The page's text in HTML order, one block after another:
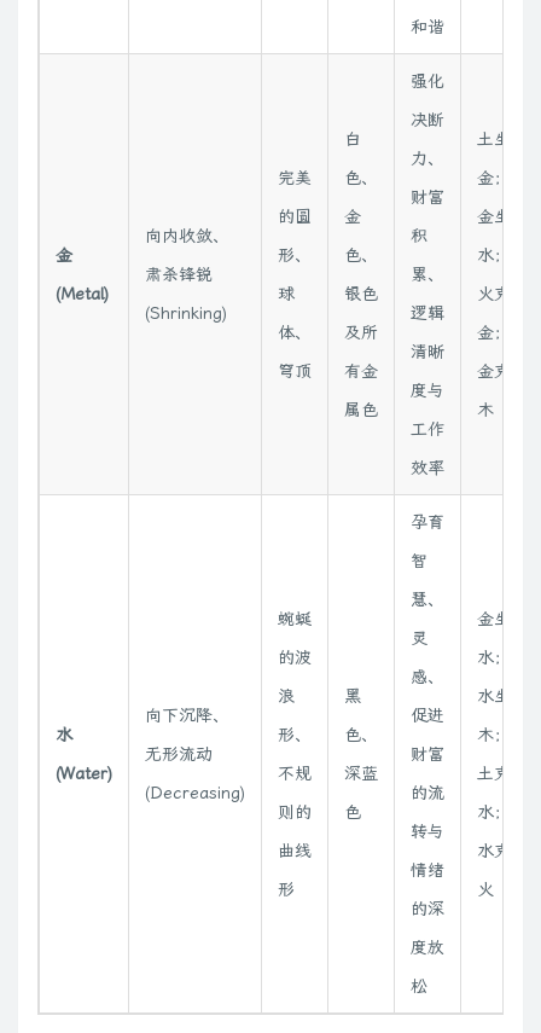
和谐
金
(Metal)
向内收敛、
肃杀锋锐
(Shrinking)
完美
的圆
形、
球
体、
穹顶
白
色、
金
色、
银色
及所
有金
属色
强化
决断
力、
财富
积
累、
逻辑
清晰
度与
工作
效率
土生
金；
金生
水；
火克
金；
金克
木
水
(Water)
向下沉降、
无形流动
(Decreasing)
蜿蜒
的波
浪
形、
不规
则的
曲线
形
黑
色、
深蓝
色
孕育
智
慧、
灵
感、
促进
财富
的流
转与
情绪
的深
度放
松
金生
水；
水生
木；
土克
水；
水克
火